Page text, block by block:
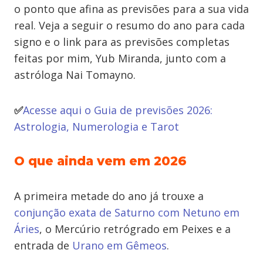
o ponto que afina as previsões para a sua vida
real. Veja a seguir o resumo do ano para cada
signo e o link para as previsões completas
feitas por mim, Yub Miranda, junto com a
astróloga Nai Tomayno.
✅Acesse aqui o Guia de previsões 2026:
Astrologia, Numerologia e Tarot
O que ainda vem em 2026
A primeira metade do ano já trouxe a
conjunção exata de Saturno com Netuno em
Áries, o Mercúrio retrógrado em Peixes e a
entrada de Urano em Gêmeos.